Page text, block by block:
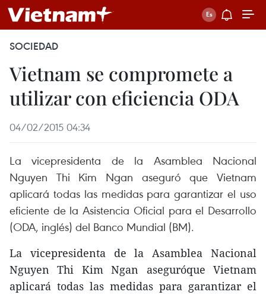
SOCIEDAD
Vietnam se compromete a
utilizar con eficiencia ODA
04/02/2015 04:34
La vicepresidenta de la Asamblea Nacional
Nguyen Thi Kim Ngan aseguró que Vietnam
aplicará todas las medidas para garantizar el uso
eficiente de la Asistencia Oficial para el Desarrollo
(ODA, inglés) del Banco Mundial (BM).
La vicepresidenta de la Asamblea Nacional
Nguyen Thi Kim Ngan aseguróque Vietnam
aplicará todas las medidas para garantizar el